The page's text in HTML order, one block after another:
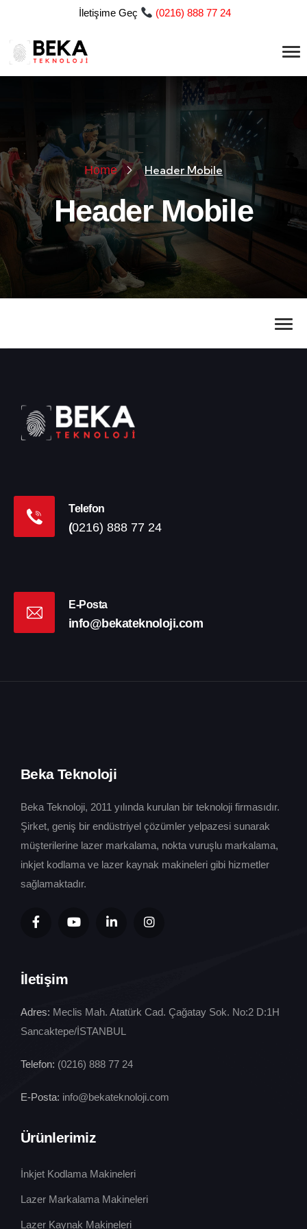
İletişime Geç (0216) 888 77 24
Home Header Mobile
Header Mobile
Telefon
(0216) 888 77 24
E-Posta
info@bekateknoloji.com
Beka Teknoloji
Beka Teknoloji, 2011 yılında kurulan bir teknoloji firmasıdır.
Şirket, geniş bir endüstriyel çözümler yelpazesi sunarak
müşterilerine lazer markalama, nokta vuruşlu markalama,
inkjet kodlama ve lazer kaynak makineleri gibi hizmetler
sağlamaktadır.
İletişim
Adres: Meclis Mah. Atatürk Cad. Çağatay Sok. No:2 D:1H
Sancaktepe/İSTANBUL
Telefon: (0216) 888 77 24
E-Posta: info@bekateknoloji.com
Ürünlerimiz
İnkjet Kodlama Makineleri
Lazer Markalama Makineleri
Lazer Kaynak Makineleri